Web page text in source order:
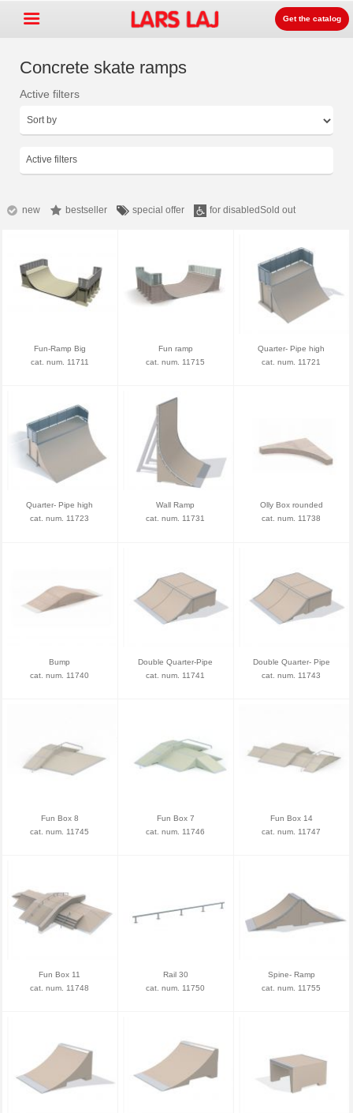
Detských ihrísk zariadenia
Surface +
Kontakt
Objednajte si zdarma
Lars Laj on Facebook
Get the catalog
Concrete skate ramps
Active filters
Active filters
new bestseller special offer for disabledSold out
Fun-Ramp Big
cat. num. 11711
Fun ramp
cat. num. 11715
Quarter- Pipe high
cat. num. 11721
Quarter- Pipe high
cat. num. 11723
Wall Ramp
cat. num. 11731
Olly Box rounded
cat. num. 11738
Bump
cat. num. 11740
Double Quarter-Pipe
cat. num. 11741
Double Quarter- Pipe
cat. num. 11743
Fun Box 8
cat. num. 11745
Fun Box 7
cat. num. 11746
Fun Box 14
cat. num. 11747
Fun Box 11
cat. num. 11748
Rail 30
cat. num. 11750
Spine- Ramp
cat. num. 11755